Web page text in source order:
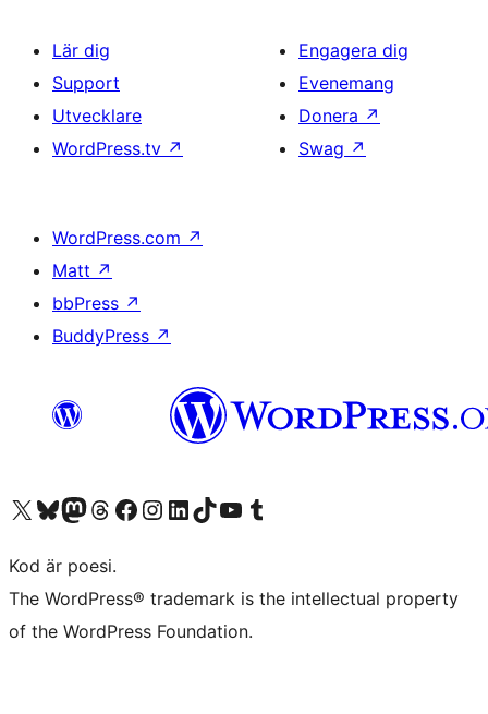
Lär dig
Support
Utvecklare
WordPress.tv ↗
Engagera dig
Evenemang
Donera ↗
Swag ↗
WordPress.com ↗
Matt ↗
bbPress ↗
BuddyPress ↗
Besök vår X-konto (f.d. Twitter)
Besök vårt Bluesky-konto
Besök vårt Mastodon-konto
Besök vårt Thread-konto
Besök vår Facebook-sidaBesök vårt Instagram-konto
Besök vårt LinkedIn-konto
Besök vårt TikTok-konto
Besök vår YouTube-kanalBesök vårt Tumblr-konto
Kod är poesi.
The WordPress® trademark is the intellectual property
of the WordPress Foundation.